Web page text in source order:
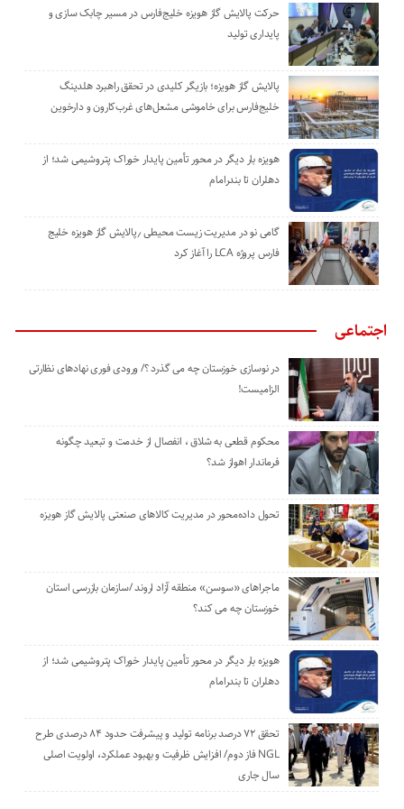
حرکت پالایش گاز هویزه خلیج‌فارس در مسیر چابک سازی و
پایداری تولید
پالایش گاز هویزه؛ بازیگر کلیدی در تحقق راهبرد هلدینگ
خلیج‌فارس برای خاموشی مشعل‌های غرب‌کارون و دارخوین
هویزه بار دیگر در محور تأمین پایدار خوراک پتروشیمی شد؛ از
دهلران تا بندرامام
گامی نو در مدیریت زیست ‌محیطی ٫پالایش گاز هویزه خلیج
‌فارس پروژه LCA را آغاز کرد
اجتماعی
در نوسازی خوزستان چه می گذرد ؟/ ورودی فوری نهادهای نظارتی
الزامیست!
محکوم قطعی به شلاق ، انفصال از خدمت و تبعید چگونه
فرماندار اهواز شد؟
تحول داده‌محور در مدیریت کالاهای صنعتی پالایش گاز هویزه
ماجراهای «سوسن» منطقه آزاد اروند /سازمان بازرسی استان
خوزستان چه می کند؟
هویزه بار دیگر در محور تأمین پایدار خوراک پتروشیمی شد؛ از
دهلران تا بندرامام
تحقق ۷۲ درصد برنامه تولید و پیشرفت حدود ۸۴ درصدی طرح
NGL فاز دوم/ افزایش ظرفیت و بهبود عملکرد، اولویت اصلی
سال جاری